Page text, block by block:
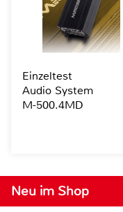
Neu im Shop
Einzeltest
Audio System
M-500.4MD